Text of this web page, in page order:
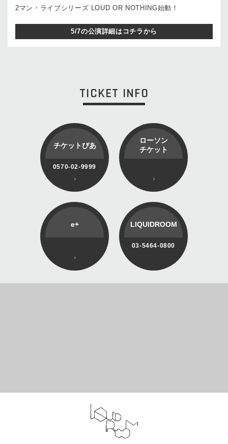
2マン・ライブシリーズ LOUD OR NOTHING始動！
5/7の公演詳細はコチラから
TICKET INFO
チケットぴあ
0570-02-9999
ローソン
チケット
e+ LIQUIDROOM
03-5464-0800